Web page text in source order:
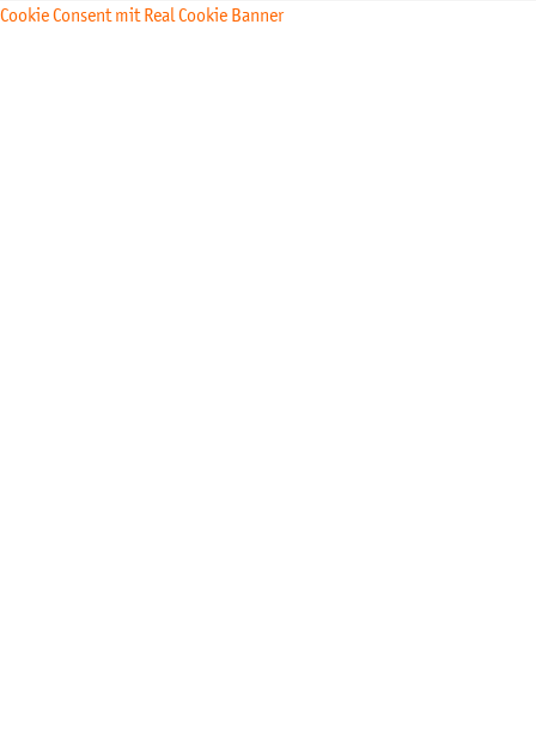
Cookie Consent mit Real Cookie Banner